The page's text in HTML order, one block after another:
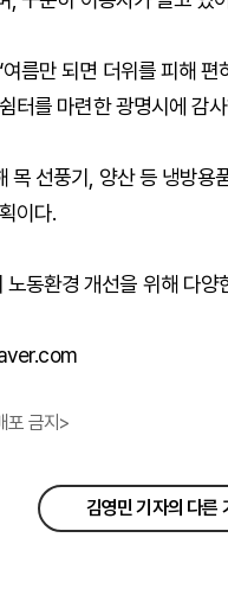
름만 되면 더위를 피해
터를 마련한 광명시에 감
목 선풍기, 양산 등 냉방
이다.
동환경 개선을 위해 다양
포 금지>
김영민 기자의 다른